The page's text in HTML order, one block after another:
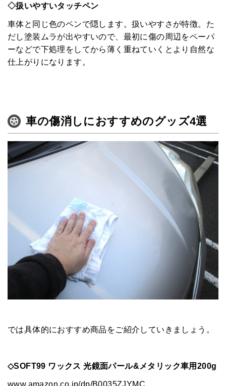
みんなのコラム
運営会社
◇扱いやすいタッチペン
車体と同じ色のペンで隠します。扱いやすさが特徴。た
だし塗装ムラが出やすいので、最初に傷の周辺をペーパ
ーなどで下処理をしてから薄く重ねていくとより自然な
仕上がりになります。
車の傷消しにおすすめのグッズ4選
では具体的におすすめ商品をご紹介していきましょう。
◇SOFT99 ワックス 光鏡面パール&メタリック車用200g